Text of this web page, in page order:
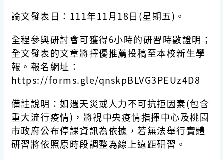
論文發表日：111年11月18日(星期五)。
全程參與研討會可獲得6小時的研習時數證明；
全文發表的文章將擇優推薦投稿至本校新生學
報。報名網址：
https://forms.gle/qnskpBLVG3PEUz4D8
備註說明：如遇天災或人力不可抗拒因素(包含
重大流行疫情)，將視中央疫情指揮中心及桃園
市政府公布停課資訊為依據，若無法舉行實體
研習將依照原時段調整為線上遠距研習。